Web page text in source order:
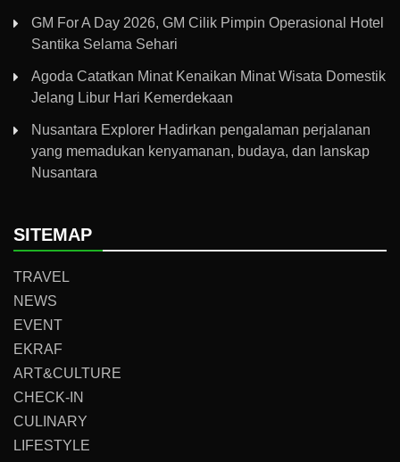
GM For A Day 2026, GM Cilik Pimpin Operasional Hotel
Santika Selama Sehari
Agoda Catatkan Minat Kenaikan Minat Wisata Domestik
Jelang Libur Hari Kemerdekaan
Nusantara Explorer Hadirkan pengalaman perjalanan
yang memadukan kenyamanan, budaya, dan lanskap
Nusantara
SITEMAP
TRAVEL
NEWS
EVENT
EKRAF
ART&CULTURE
CHECK-IN
CULINARY
LIFESTYLE